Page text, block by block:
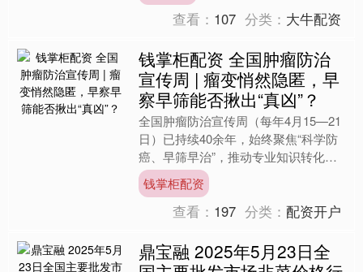
查看： 107 分类： 大牛配资
钱掌柜配资 全国肿瘤防治
宣传周 | 瘤变悄然隐匿，早
察早筛能否揪出“真凶”？
全国肿瘤防治宣传周（每年4月15—21
日）已持续40余年，始终聚焦“科学防
癌、早筛早治”，推动专业知识转化为
公众可理解、可行动的健康实践。
2026年主题聚焦高危....
钱掌柜配资
查看： 197 分类：配资开户
鼎宝融 2025年5月23日全